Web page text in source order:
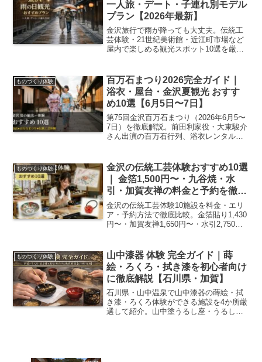
一人旅・デート・子連れ別モデル
プラン【2026年最新】
金沢旅行で雨が降っても大丈夫。伝統工
芸体験・21世紀美術館・近江町市場など
屋内で楽しめる観光スポット10選を厳
ート・子ども連れにも対応。
ものづくり体験
百万石まつり2026完全ガイド｜
浴衣・屋台・金沢夏観光 おすす
め10選【6月5日〜7日】
第75回金沢百万石まつり（2026年6月5〜
7日）を徹底解説。前田利家役・大東駿介
さん出演の百万石行列、浴衣レンタル、
ものづくり体験
金沢の伝統工芸体験おすすめ10選
｜ 金箔1,500円〜・九谷焼・水
引・加賀友禅の料金と予約を徹底
比較【2026年最新】
金沢の伝統工芸体験10施設を料金・エリ
ア・予約方法で徹底比較。金箔貼り1,430
円〜・加賀友禅1,650円〜・水引2,750
しました。
ものづくり体験
山中漆器 体験 完全ガイド｜蒔
絵・ろくろ・拭き漆を初心者向け
に徹底解説【石川県・加賀】
石川県・山中温泉で山中漆器の蒔絵・拭
き漆・ろくろ体験ができる施設を4か所厳
選して紹介。山中塗うるし座・うるしの